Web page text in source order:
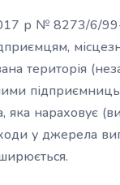
р № 8273/6/
територія
яка нараховує
у джерела